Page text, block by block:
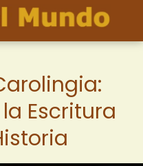
Escritura